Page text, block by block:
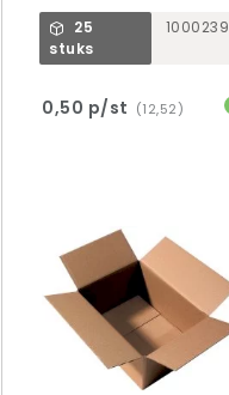
25
stuks
1000239
0,50 p/st (12,52)